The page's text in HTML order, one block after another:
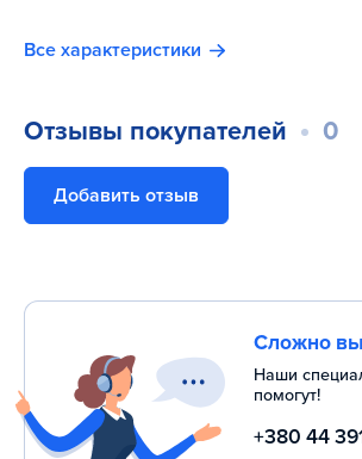
Все характеристики
Отзывы покупателей 0
Добавить отзыв
Сложно
Наши
помогут!
+380 44